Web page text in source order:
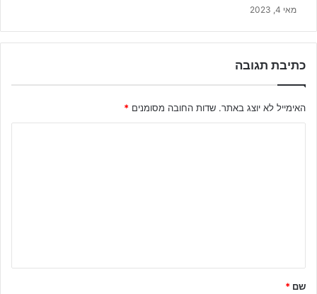
מאי 4, 2023
כתיבת תגובה
האימייל לא יוצג באתר. שדות החובה מסומנים *
ל
שם *